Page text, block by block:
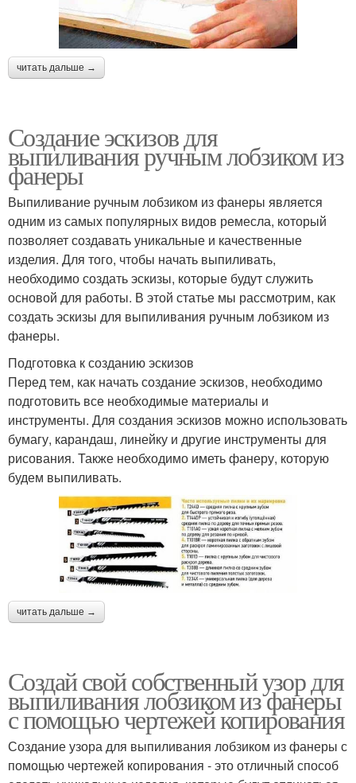
читать дальше →
Создание эскизов для
выпиливания ручным лобзиком из
фанеры
Выпиливание ручным лобзиком из фанеры является
одним из самых популярных видов ремесла, который
позволяет создавать уникальные и качественные
изделия. Для того, чтобы начать выпиливать,
необходимо создать эскизы, которые будут служить
основой для работы. В этой статье мы рассмотрим, как
создать эскизы для выпиливания ручным лобзиком из
фанеры.
Подготовка к созданию эскизов
Перед тем, как начать создание эскизов, необходимо
подготовить все необходимые материалы и
инструменты. Для создания эскизов можно использовать
бумагу, карандаш, линейку и другие инструменты для
рисования. Также необходимо иметь фанеру, которую
будем выпиливать.
читать дальше →
Создай свой собственный узор для
выпиливания лобзиком из фанеры
с помощью чертежей копирования
Создание узора для выпиливания лобзиком из фанеры с
помощью чертежей копирования - это отличный способ